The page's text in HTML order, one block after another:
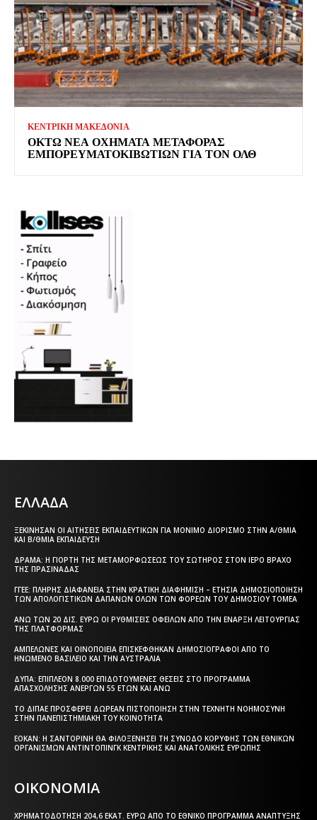
ΚΕΝΤΡΙΚΗ ΜΑΚΕΔΟΝΙΑ
ΟΚΤΏ ΝΈΑ ΟΧΉΜΑΤΑ ΜΕΤΑΦΟΡΆΣ
ΕΜΠΟΡΕΥΜΑΤΟΚΙΒΩΤΊΩΝ ΓΙΑ ΤΟΝ ΟΛΘ
ΕΛΛΑΔΑ
ΞΕΚΊΝΗΣΑΝ ΟΙ ΑΙΤΉΣΕΙΣ ΕΚΠΑΙΔΕΥΤΙΚΏΝ ΓΙΑ ΜΌΝΙΜΟ ΔΙΟΡΙΣΜΌ ΣΤΗΝ Α/ΘΜΙΑ
ΚΑΙ Β/ΘΜΙΑ ΕΚΠΑΊΔΕΥΣΗ
ΔΡΆΜΑ: Η ΓΙΟΡΤΉ ΤΗΣ ΜΕΤΑΜΟΡΦΏΣΕΩΣ ΤΟΥ ΣΩΤΉΡΟΣ ΣΤΟΝ ΙΕΡΌ ΒΡΆΧΟ
ΤΗΣ ΠΡΑΣΙΝΆΔΑΣ
ΓΓΕΕ: ΠΛΉΡΗΣ ΔΙΑΦΆΝΕΙΑ ΣΤΗΝ ΚΡΑΤΙΚΉ ΔΙΑΦΉΜΙΣΗ – EΤΉΣΙΑ ΔΗΜΟΣΙΟΠΟΊΗΣΗ
ΤΩΝ ΑΠΟΛΟΓΙΣΤΙΚΏΝ ΔΑΠΑΝΏΝ ΌΛΩΝ ΤΩΝ ΦΟΡΈΩΝ ΤΟΥ ΔΗΜΟΣΊΟΥ ΤΟΜΈΑ
ΆΝΩ ΤΩΝ 20 ΔΙΣ. ΕΥΡΏ ΟΙ ΡΥΘΜΊΣΕΙΣ ΟΦΕΙΛΏΝ ΑΠΌ ΤΗΝ ΈΝΑΡΞΗ ΛΕΙΤΟΥΡΓΊΑΣ
ΤΗΣ ΠΛΑΤΦΌΡΜΑΣ
ΑΜΠΕΛΏΝΕΣ ΚΑΙ ΟΙΝΟΠΟΙΕΊΑ ΕΠΙΣΚΈΦΘΗΚΑΝ ΔΗΜΟΣΙΟΓΡΆΦΟΙ ΑΠΌ ΤΟ
ΗΝΩΜΈΝΟ ΒΑΣΊΛΕΙΟ ΚΑΙ ΤΗΝ ΑΥΣΤΡΑΛΊΑ
ΔΥΠΑ: ΕΠΙΠΛΈΟΝ 8.000 ΕΠΙΔΟΤΟΎΜΕΝΕΣ ΘΈΣΕΙΣ ΣΤΟ ΠΡΌΓΡΑΜΜΑ
ΑΠΑΣΧΌΛΗΣΗΣ ΑΝΈΡΓΩΝ 55 ΕΤΏΝ ΚΑΙ ΆΝΩ
ΤΟ ΔΙΠΑΕ ΠΡΟΣΦΈΡΕΙ ΔΩΡΕΆΝ ΠΙΣΤΟΠΟΊΗΣΗ ΣΤΗΝ ΤΕΧΝΗΤΉ ΝΟΗΜΟΣΎΝΗ
ΣΤΗΝ ΠΑΝΕΠΙΣΤΗΜΙΑΚΉ ΤΟΥ ΚΟΙΝΌΤΗΤΑ
ΕΟΚΑΝ: Η ΣΑΝΤΟΡΊΝΗ ΘΑ ΦΙΛΟΞΕΝΉΣΕΙ ΤΗ ΣΎΝΟΔΟ ΚΟΡΥΦΉΣ ΤΩΝ ΕΘΝΙΚΏΝ
ΟΡΓΑΝΙΣΜΏΝ ΑΝΤΙΝΤΌΠΙΝΓΚ ΚΕΝΤΡΙΚΉΣ ΚΑΙ ΑΝΑΤΟΛΙΚΉΣ ΕΥΡΏΠΗΣ
ΟΙΚΟΝΟΜΙΑ
ΧΡΗΜΑΤΟΔΌΤΗΣΗ 204,6 ΕΚΑΤ. ΕΥΡΏ ΑΠΌ ΤΟ ΕΘΝΙΚΌ ΠΡΌΓΡΑΜΜΑ ΑΝΆΠΤΥΞΗΣ